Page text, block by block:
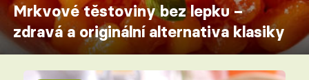
Mrkvové těstoviny bez lepku –
zdravá a originální alternativa klasiky